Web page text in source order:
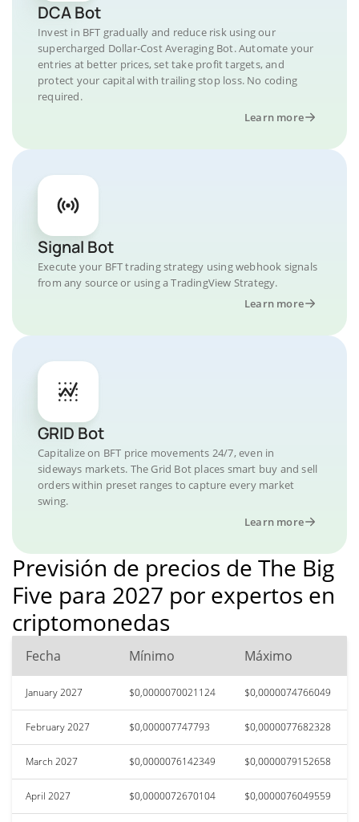
DCA Bot
Invest in BFT gradually and reduce risk using our
supercharged Dollar-Cost Averaging Bot. Automate your
entries at better prices, set take profit targets, and
protect your capital with trailing stop loss. No coding
required.
Learn more
Signal Bot
Execute your BFT trading strategy using webhook signals
from any source or using a TradingView Strategy.
Learn more
GRID Bot
Capitalize on BFT price movements 24/7, even in
sideways markets. The Grid Bot places smart buy and sell
orders within preset ranges to capture every market
swing.
Learn more
Previsión de precios de The Big
Five para 2027 por expertos en
criptomonedas
Fecha Mínimo Máximo
January 2027 $0,0000070021124 $0,0000074766049
February 2027 $0,000007747793 $0,0000077682328
March 2027 $0,0000076142349 $0,0000079152658
April 2027 $0,0000072670104 $0,0000076049559